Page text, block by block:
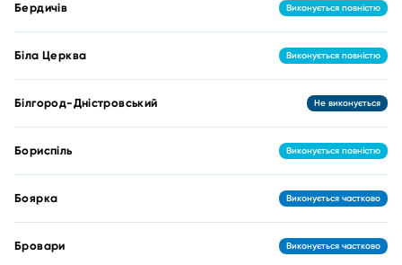
Бердичів Виконується повністю
Біла Церква Виконується повністю
Білгород-Дністровський Не виконується
Бориспіль Виконується повністю
Боярка Виконується частково
Бровари Виконується частково